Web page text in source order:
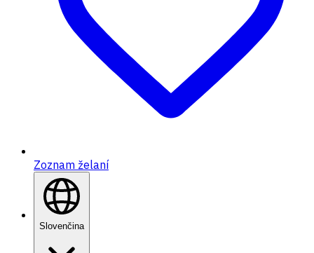
Zoznam želaní
Slovenčina